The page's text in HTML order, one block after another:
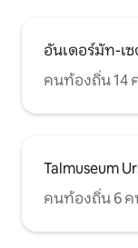
อันเดอร์มัท-เ
คนท้องถิ่น 14
Talmuseum
คนท้องถิ่น 6 ค